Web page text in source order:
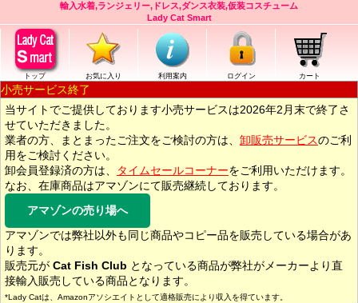
輸入水着,ランジェリー,ドレス,ダンス衣装,仮装コスチューム
Lady Cat Smart
トップ お気に入り 利用案内 ログイン カート
小売サービス終了
当サイトでご提供しております小売サービスは2026年2月末で終了さ
せていただきました。
業者の方、まとまったご注文をご検討の方は、 卸販売サービスのご利
用をご検討ください。
卸会員登録済の方は、
タイムセールコーナーをご利用いただけます。
なお、在庫商品はアマゾンにて販売継続しております。
アマゾンの売り場へ
アマゾンでは弊社以外も同じ商品やコピー品を販売している場合があ
ります。
販売元が Cat Fish Club となっている商品が弊社がメーカーより直
接輸入販売している商品となります。
*Lady Catは、Amazonアソシエイトとして適格販売により収入を得ています。